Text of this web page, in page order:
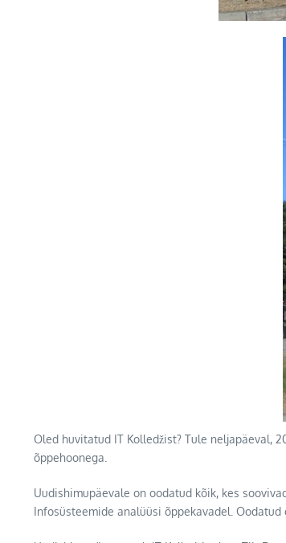
Oled huvitatud IT Kolledžist? Tule neljapäeval,
õppehoonega.
Uudishimupäevale on oodatud kõik, kes
Infosüsteemide analüüsi õppekavadel.